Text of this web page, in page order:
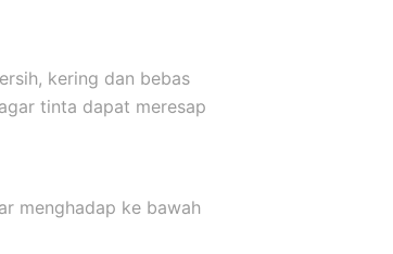
kering dan bebas
tinta dapat meresap
menghadap ke bawah